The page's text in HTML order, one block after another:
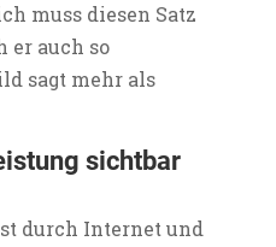
muss diesen Satz
er auch so
sagt mehr als
sichtbar
durch Internet und